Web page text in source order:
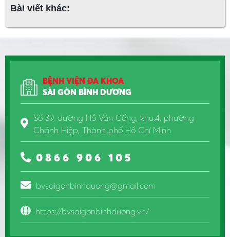
Bài viết khác:
BỆNH VIỆN ĐA KHOA
SÀI GÒN BÌNH DƯƠNG
Số 39, đường Hồ Văn Cống, khu.4, phường
Chánh Hiệp, Thành phố Hồ Chí Minh
0866 906 105
bvsaigonbinhduong@gmail.com
https://bvsaigonbinhduong.vn/